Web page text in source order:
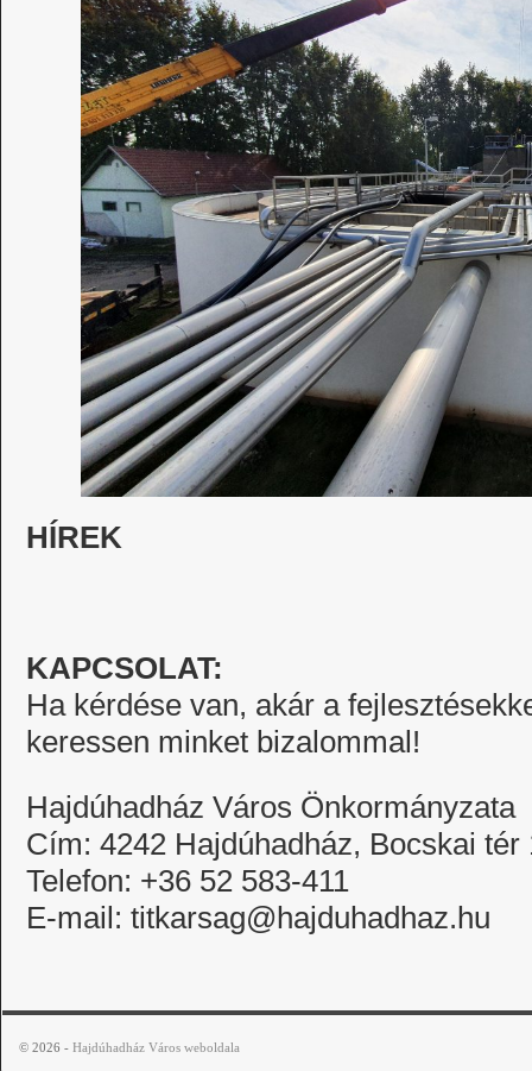
HÍREK
KAPCSOLAT:
Ha kérdése van, akár a
keressen minket bizalommal!
Hajdúhadház Város Önkormányzata
Cím: 4242 Hajdúhadház, Bocskai tér
Telefon: +36 52 583-411
E-mail: titkarsag@hajduhadhaz.hu
© 2026 - Hajdúhadház Város weboldala